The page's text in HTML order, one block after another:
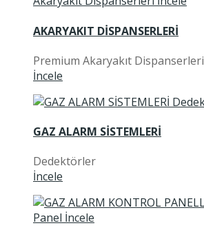
AKARYAKIT DİSPANSERLERİ
Premium Akaryakıt Dispanserleri
İncele
GAZ ALARM SİSTEMLERİ
Dedektörler
İncele